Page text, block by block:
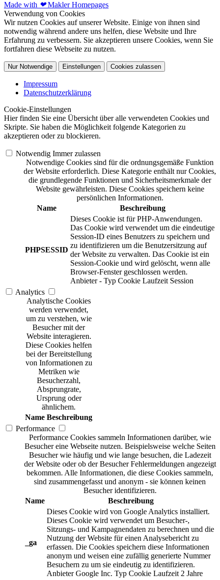
Made with ❤Makler Homepages
Verwendung von Cookies
Wir nutzen Cookies auf unserer Website. Einige von ihnen sind
notwendig während andere uns helfen, diese Website und Ihre
Erfahrung zu verbessern. Sie akzeptieren unsere Cookies, wenn Sie
fortfahren diese Webseite zu nutzen.
Nur Notwendige Einstellungen Cookies zulassen
Impressum
Datenschutzerklärung
Cookie-Einstellungen
Hier finden Sie eine Übersicht über alle verwendeten Cookies und
Skripte. Sie haben die Möglichkeit folgende Kategorien zu
akzeptieren oder zu blockieren.
Notwendig Immer zulassen
Notwendige Cookies sind für die ordnungsgemäße Funktion
der Website erforderlich. Diese Kategorie enthält nur Cookies,
die grundlegende Funktionen und Sicherheitsmerkmale der
Website gewährleisten. Diese Cookies speichern keine
persönlichen Informationen.
Name
Beschreibung
PHPSESSID
Dieses Cookie ist für PHP-Anwendungen.
Das Cookie wird verwendet um die eindeutige
Session-ID eines Benutzers zu speichern und
zu identifizieren um die Benutzersitzung auf
der Website zu verwalten. Das Cookie ist ein
Session-Cookie und wird gelöscht, wenn alle
Browser-Fenster geschlossen werden.
Anbieter - Typ Cookie Laufzeit Session
Analytics
Analytische Cookies
werden verwendet,
um zu verstehen, wie
Besucher mit der
Website interagieren.
Diese Cookies helfen
bei der Bereitstellung
von Informationen zu
Metriken wie
Besucherzahl,
Absprungrate,
Ursprung oder
ähnlichem.
Name Beschreibung
Performance
Performance Cookies sammeln Informationen darüber, wie
Besucher eine Webseite nutzen. Beispielsweise welche Seiten
Besucher wie häufig und wie lange besuchen, die Ladezeit
der Website oder ob der Besucher Fehlermeldungen angezeigt
bekommen. Alle Informationen, die diese Cookies sammeln,
sind zusammengefasst und anonym - sie können keinen
Besucher identifizieren.
Name
Beschreibung
_ga
Dieses Cookie wird von Google Analytics installiert.
Dieses Cookie wird verwendet um Besucher-,
Sitzungs- und Kampagnendaten zu berechnen und die
Nutzung der Website für einen Analysebericht zu
erfassen. Die Cookies speichern diese Informationen
anonym und weisen eine zufällig generierte Nummer
Besuchern zu um sie eindeutig zu identifizieren.
Anbieter Google Inc. Typ Cookie Laufzeit 2 Jahre